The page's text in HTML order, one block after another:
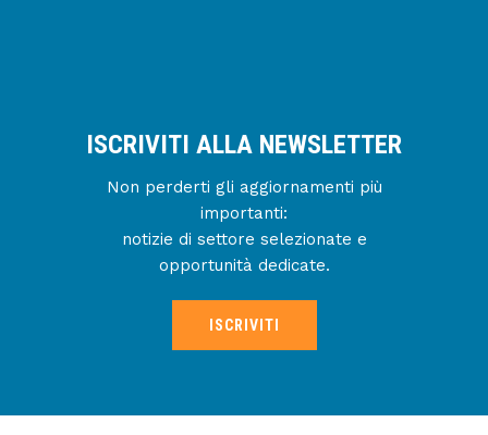
ISCRIVITI ALLA NEWSLETTER
Non perderti gli aggiornamenti più
importanti:
notizie di settore selezionate e
opportunità dedicate.
ISCRIVITI